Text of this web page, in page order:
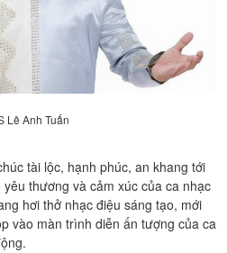
Lê Anh Tuấn
tài lộc, hạnh phúc, an khang tới
thương và cảm xúc của ca nhạc
hơi thở nhạc điệu sáng tạo, mới
vào màn trình diễn ấn tượng của ca